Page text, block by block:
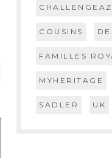
CHALLENGEAZ
COUSINS
FAMILLES
MYHERITAGE
SADLER UK